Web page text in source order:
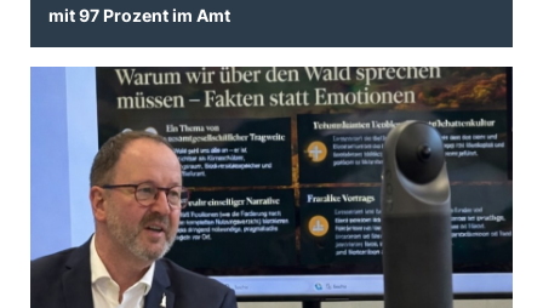
mit 97 Prozent im Amt